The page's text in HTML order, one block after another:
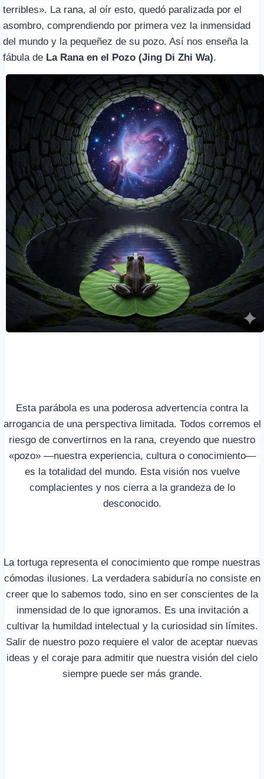
terribles». La rana, al oír esto, quedó paralizada por el
asombro, comprendiendo por primera vez la inmensidad
del mundo y la pequeñez de su pozo. Así nos enseña la
fábula de La Rana en el Pozo (Jing Di Zhi Wa).
Esta parábola es una poderosa advertencia contra la
arrogancia de una perspectiva limitada. Todos corremos el
riesgo de convertirnos en la rana, creyendo que nuestro
«pozo» —nuestra experiencia, cultura o conocimiento—
es la totalidad del mundo. Esta visión nos vuelve
complacientes y nos cierra a la grandeza de lo
desconocido.
La tortuga representa el conocimiento que rompe nuestras
cómodas ilusiones. La verdadera sabiduría no consiste en
creer que lo sabemos todo, sino en ser conscientes de la
inmensidad de lo que ignoramos. Es una invitación a
cultivar la humildad intelectual y la curiosidad sin límites.
Salir de nuestro pozo requiere el valor de aceptar nuevas
ideas y el coraje para admitir que nuestra visión del cielo
siempre puede ser más grande.